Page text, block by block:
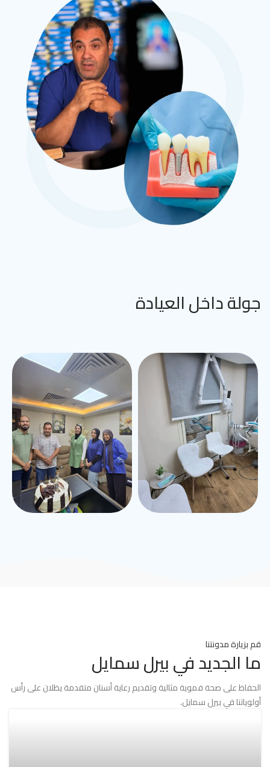
جولة داخل العيادة
قم بزيارة مدونتنا
ما الجديد في بيرل سمايل
الحفاظ على صحة فموية مثالية وتقديم رعاية أسنان متقدمة يظلان على رأس
أولوياتنا في بيرل سمايل.